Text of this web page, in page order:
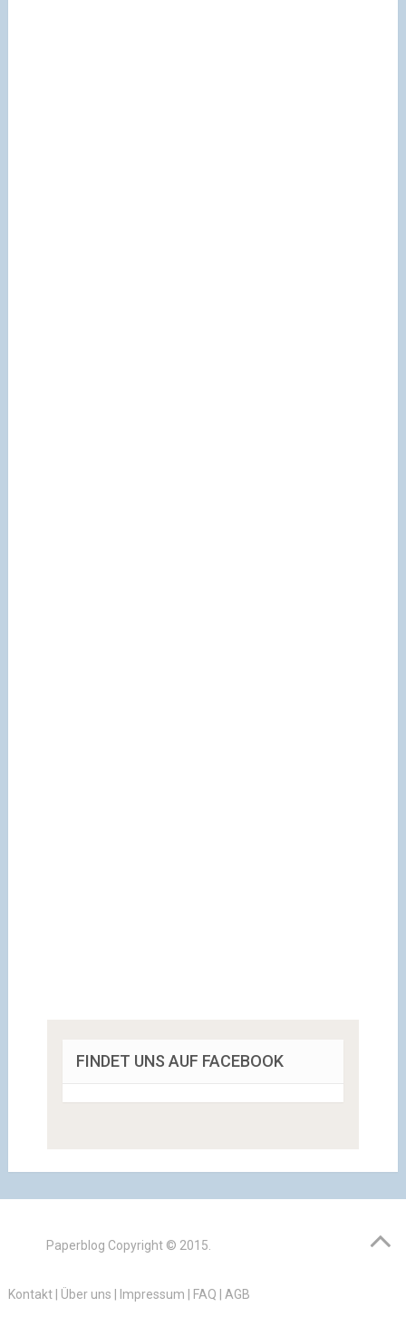
FINDET UNS AUF FACEBOOK
Paperblog Copyright © 2015.
Kontakt| Über uns Impressum FAQ AGB